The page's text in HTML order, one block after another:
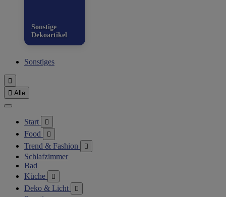
Sonstige
Dekoartikel
Sonstiges

 Alle
Start 
Food 
Trend & Fashion 
Schlafzimmer
Bad
Küche

Deko & Licht 